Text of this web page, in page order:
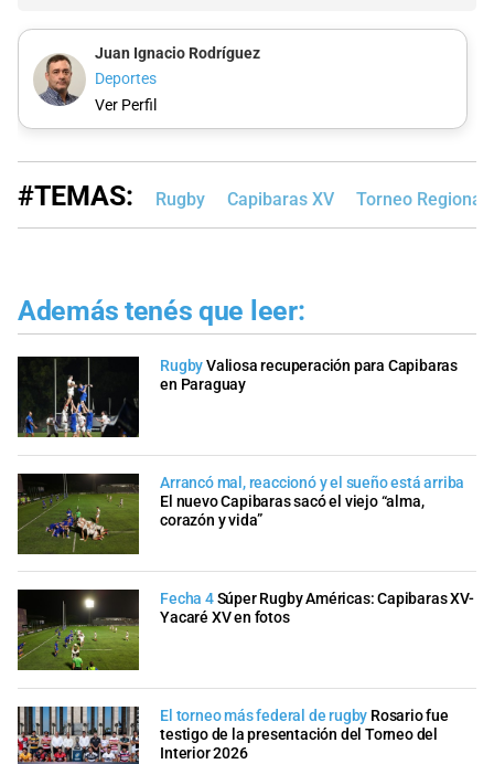
Juan Ignacio Rodríguez
Deportes
Ver Perfil
#TEMAS: Rugby Capibaras XV Torneo Regional
Además tenés que leer:
RugbyValiosa recuperación para Capibaras
en Paraguay
Arrancó mal, reaccionó y el sueño está arriba
El nuevo Capibaras sacó el viejo “alma,
corazón y vida”
Fecha 4Súper Rugby Américas: Capibaras XV-
Yacaré XV en fotos
El torneo más federal de rugby Rosario fue
testigo de la presentación del Torneo del
Interior 2026